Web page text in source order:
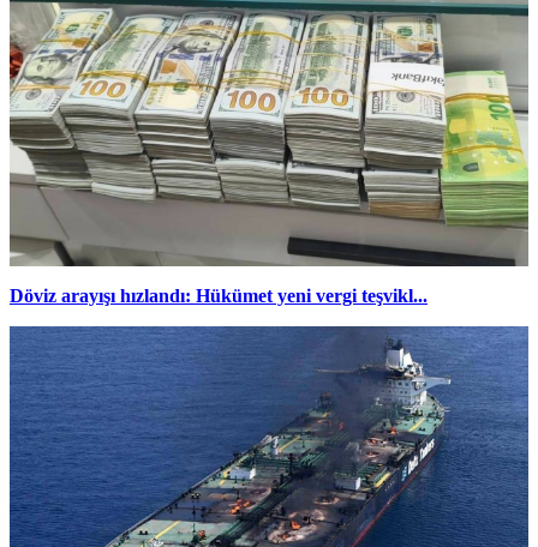
Döviz arayışı hızlandı: Hükümet yeni vergi teşvikl...